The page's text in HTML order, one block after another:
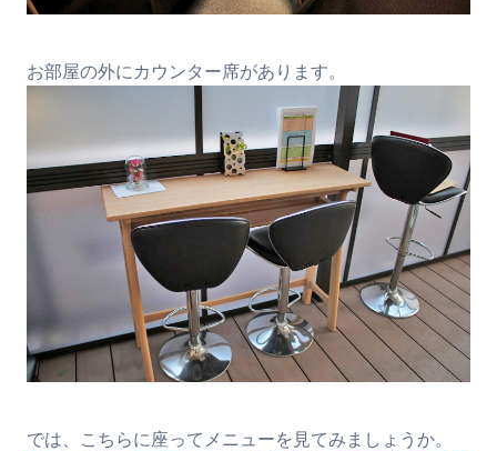
お部屋の外にカウンター席があります。
では、こちらに座ってメニューを見てみましょうか。